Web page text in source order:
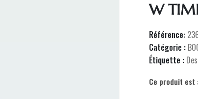
W
Référence:
Catégorie :
Étiquette :
Ce produit